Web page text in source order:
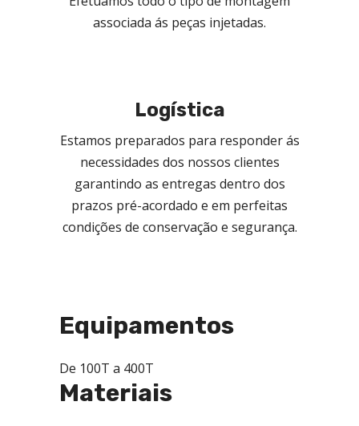
associada ás peças injetadas.
Logística
Estamos preparados para responder ás
necessidades dos nossos clientes
garantindo as entregas dentro dos
prazos pré-acordado e em perfeitas
condições de conservação e segurança.
Equipamentos
De 100T a 400T
Materiais